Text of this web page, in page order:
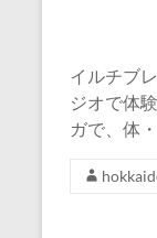
イルチブ
ジオで体
ガで、体